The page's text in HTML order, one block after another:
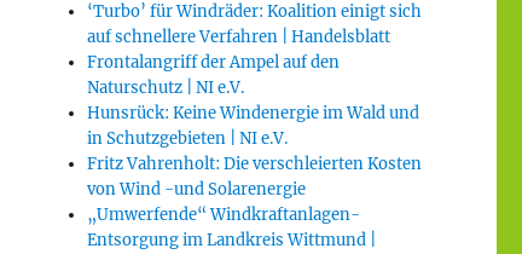
‘Turbo’ für Windräder: Koalition einigt sich
auf schnellere Verfahren | Handelsblatt
Frontalangriff der Ampel auf den
Naturschutz | NI e.V.
Hunsrück: Keine Windenergie im Wald und
in Schutzgebieten | NI e.V.
Fritz Vahrenholt: Die verschleierten Kosten
von Wind -und Solarenergie
„Umwerfende“ Windkraftanlagen-
Entsorgung im Landkreis Wittmund |